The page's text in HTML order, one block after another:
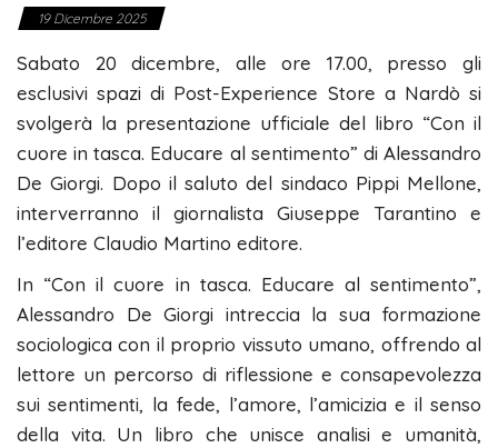
19 Dicembre 2025
Sabato 20 dicembre, alle ore 17.00, presso gli
esclusivi spazi di Post-Experience Store a Nardò si
svolgerà la presentazione ufficiale del libro “Con il
cuore in tasca. Educare al sentimento” di Alessandro
De Giorgi. Dopo il saluto del sindaco Pippi Mellone,
interverranno il giornalista Giuseppe Tarantino e
l’editore Claudio Martino editore.
In “Con il cuore in tasca. Educare al sentimento”,
Alessandro De Giorgi intreccia la sua formazione
sociologica con il proprio vissuto umano, offrendo al
lettore un percorso di riflessione e consapevolezza
sui sentimenti, la fede, l’amore, l’amicizia e il senso
della vita. Un libro che unisce analisi e umanità,